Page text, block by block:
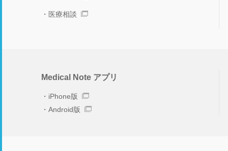
医療相談
Medical Note アプリ
iPhone版
Android版